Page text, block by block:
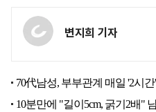
변지희 기자